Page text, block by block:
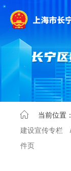
当前位置：
建设宣传专栏
件页